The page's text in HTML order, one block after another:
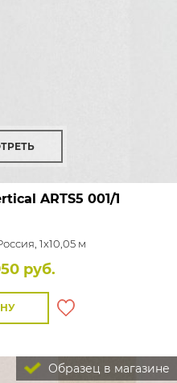
ARTS5 001/1
1x10,05 м
руб.
Образец в магазине